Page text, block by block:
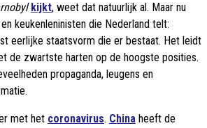
kijkt, weet dat natuurlijk al. Maar nu
keukenleninisten die Nederland telt:
eerlijke staatsvorm die er bestaat. Het leidt
de zwartste harten op de hoogste posities.
propaganda, leugens en
met het coronavirus. China heeft de